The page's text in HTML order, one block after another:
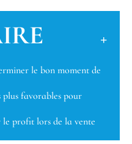
le bon moment de
plus favorables pour
le profit lors de la vente